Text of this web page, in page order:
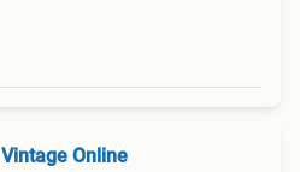
Vintage Online